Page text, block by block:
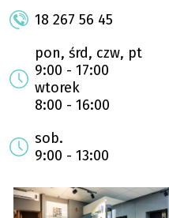
18 267 56 45
pon, śrd, czw, pt
9:00 - 17:00
wtorek
8:00 - 16:00
sob.
9:00 - 13:00